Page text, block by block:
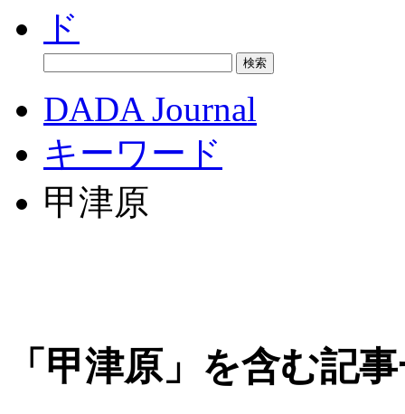
DADA Journal
キーワード
甲津原
「甲津原」を含む記